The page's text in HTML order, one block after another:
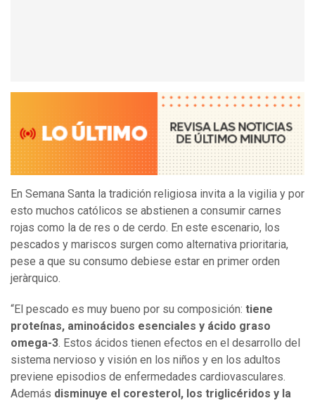
En Semana Santa la tradición religiosa invita a la vigilia y por
esto muchos católicos se abstienen a consumir carnes
rojas como la de res o de cerdo. En este escenario, los
pescados y mariscos surgen como alternativa prioritaria,
pese a que su consumo debiese estar en primer orden
jeràrquico.
“El pescado es muy bueno por su composición: tiene
proteínas, aminoácidos esenciales y ácido graso
omega-3. Estos ácidos tienen efectos en el desarrollo del
sistema nervioso y visión en los niños y en los adultos
previene episodios de enfermedades cardiovasculares.
Además disminuye el coresterol, los triglicéridos y la